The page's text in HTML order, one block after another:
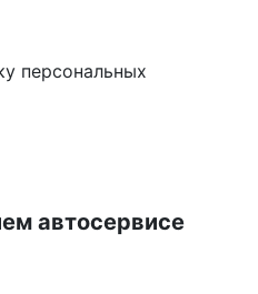
персональных
автосервисе